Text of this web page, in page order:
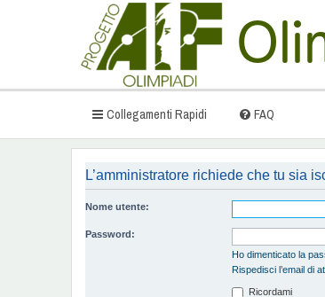
Collegamenti Rapidi FAQ
L’amministratore richiede che tu sia
Nome utente:
Password:
Ho dimenticato la
Rispedisci l’email di
Ricordami